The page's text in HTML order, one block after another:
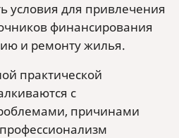
условия для привлечения
финансирования
и ремонту жилья.
практической
с
причинами